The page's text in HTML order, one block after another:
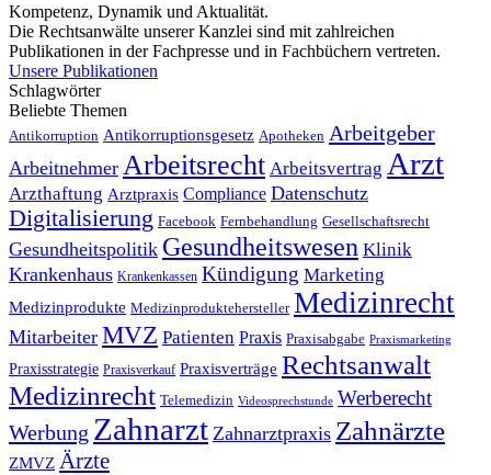
Kompetenz, Dynamik und Aktualität.
Die Rechtsanwälte unserer Kanzlei sind mit zahlreichen
Publikationen in der Fachpresse und in Fachbüchern vertreten.
Unsere Publikationen
Schlagwörter
Beliebte Themen
Antikorruption Antikorruptionsgesetz Apotheken Arbeitgeber
Arbeitnehmer Arbeitsrecht Arbeitsvertrag Arzt
Arzthaftung Arztpraxis Compliance Datenschutz
Digitalisierung Facebook Fernbehandlung Gesellschaftsrecht
Gesundheitspolitik Gesundheitswesen Klinik
Krankenhaus Krankenkassen Kündigung Marketing
Medizinprodukte Medizinproduktehersteller Medizinrecht
Mitarbeiter MVZ Patienten Praxis Praxisabgabe Praxismarketing
Praxisstrategie Praxisverkauf Praxisverträge Rechtsanwalt
Medizinrecht Telemedizin Videosprechstunde Werberecht
Werbung Zahnarzt Zahnarztpraxis Zahnärzte
ZMVZ Ärzte